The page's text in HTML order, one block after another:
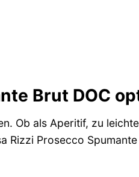
Brut DOC
Ob als Aperitif, zu
Rizzi Prosecco Spumante